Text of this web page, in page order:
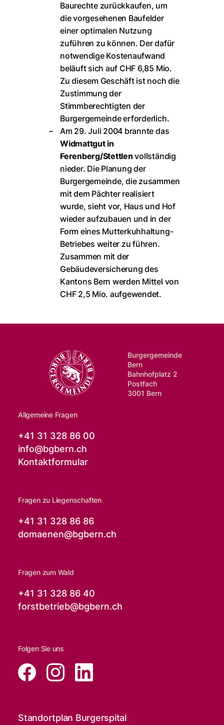
Baurechte zurückkaufen, um
die vorgesehenen Baufelder
einer optimalen Nutzung
zuführen zu können. Der dafür
notwendige Kostenaufwand
beläuft sich auf CHF 6,85 Mio.
Zu diesem Geschäft ist noch die
Zustimmung der
Stimmberechtigten der
Burgergemeinde erforderlich.
Am 29. Juli 2004 brannte das
Widmattgut in
Ferenberg/Stettlenvollständig
nieder. Die Planung der
Burgergemeinde, die zusammen
mit dem Pächter realisiert
wurde, sieht vor, Haus und Hof
wieder aufzubauen und in der
Form eines Mutterkuhhaltung-
Betriebes weiter zu führen.
Zusammen mit der
Gebäudeversicherung des
Kantons Bern werden Mittel von
CHF 2,5 Mio. aufgewendet.
Burgergemeinde
Bern
Bahnhofplatz 2
Postfach
3001 Bern
Allgemeine Fragen
+41 31 328 86 00
info@bgbern.ch
Kontaktformular
Fragen zu Liegenschaften
+41 31 328 86 86
domaenen@bgbern.ch
Fragen zum Wald
+41 31 328 86 40
forstbetrieb@bgbern.ch
Folgen Sie uns
Standortplan Burgerspital